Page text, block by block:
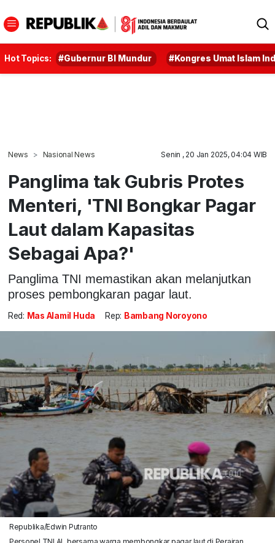
Hot Topics: #Gubernur BI Mundur #Kongres Umat Islam
News Nasional News Senin , 20 Jan 2025, 04:04 WIB
Panglima tak Gubris Protes
Menteri, 'TNI Bongkar Pagar
Laut dalam Kapasitas
Sebagai Apa?'
Panglima TNI memastikan akan melanjutkan
proses pembongkaran pagar laut.
Red: Mas Alamil Huda Rep: Bambang Noroyono
Republika/Edwin Putranto